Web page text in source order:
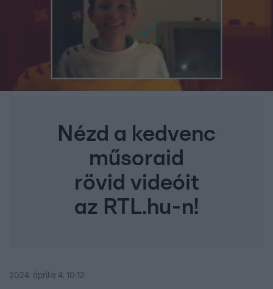
Nézd a kedvenc
műsoraid
rövid videóit
az RTL.hu-n!
2024. április 4. 10:12